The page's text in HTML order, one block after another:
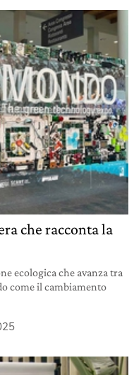
che racconta la
ecologica che avanza tra
come il cambiamento